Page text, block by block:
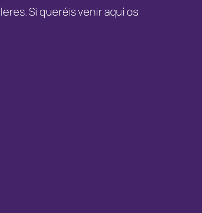
Si queréis venir aquí os